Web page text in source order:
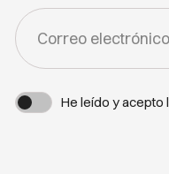
FORM
-
NEWSLETTER
He leído y acepto